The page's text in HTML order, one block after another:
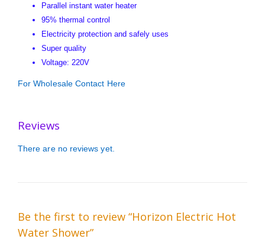
Parallel instant water heater
95% thermal control
Electricity protection and safely uses
Super quality
Voltage: 220V
For Wholesale Contact Here
Reviews
There are no reviews yet.
Be the first to review “Horizon Electric Hot
Water Shower”